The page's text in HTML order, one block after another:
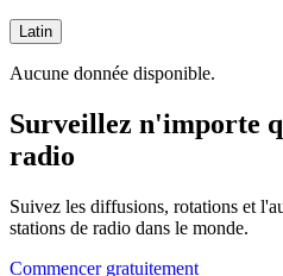
Latin
Aucune donnée disponible.
Surveillez n'importe
radio
Suivez les diffusions, rotations et
stations de radio dans le monde.
Commencer gratuitement